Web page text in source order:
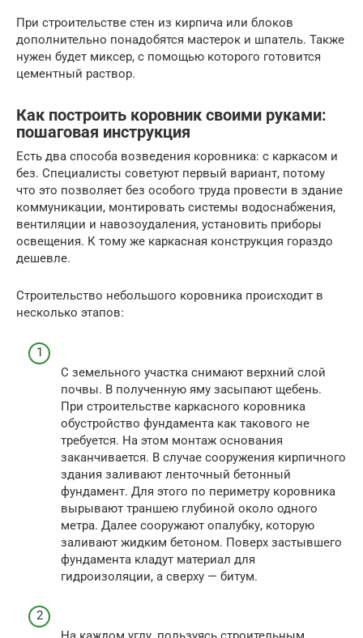
При строительстве стен из кирпича или блоков
дополнительно понадобятся мастерок и шпатель. Также
нужен будет миксер, с помощью которого готовится
цементный раствор.
Как построить коровник своими руками:
пошаговая инструкция
Есть два способа возведения коровника: с каркасом и
без. Специалисты советуют первый вариант, потому
что это позволяет без особого труда провести в здание
коммуникации, монтировать системы водоснабжения,
вентиляции и навозоудаления, установить приборы
освещения. К тому же каркасная конструкция гораздо
дешевле.
Строительство небольшого коровника происходит в
несколько этапов:
С земельного участка снимают верхний слой
почвы. В полученную яму засыпают щебень.
При строительстве каркасного коровника
обустройство фундамента как такового не
требуется. На этом монтаж основания
заканчивается. В случае сооружения кирпичного
здания заливают ленточный бетонный
фундамент. Для этого по периметру коровника
вырывают траншею глубиной около одного
метра. Далее сооружают опалубку, которую
заливают жидким бетоном. Поверх застывшего
фундамента кладут материал для
гидроизоляции, а сверху — битум.